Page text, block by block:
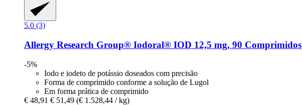
5.0 (3)
Allergy Research Group® Iodoral® IOD 12,5 mg, 90 Comprimidos
-5%
Iodo e iodeto de potássio doseados com precisão
Forma de comprimido conforme a solução de Lugol
Em forma prática de comprimido
€ 48,91 € 51,49 (€ 1.528,44 / kg)